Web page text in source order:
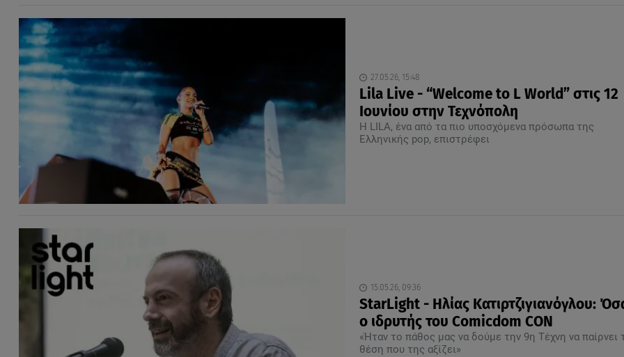
27.05.26, 15:48
Lila Live - “Welcome to L World” στις 12
Ιουνίου στην Τεχνόπολη
Η LILA, ένα από τα πιο υποσχόμενα πρόσωπα της
Ελληνικής pop, επιστρέφει
15.05.26, 09:36
StarLight - Ηλίας Κατιρτζιγιανόγλου:
ο ιδρυτής του Comicdom CΟΝ
«Ήταν το πάθος μας να δούμε την 9η Τέχνη να παίρνει
θέση που της αξίζει»